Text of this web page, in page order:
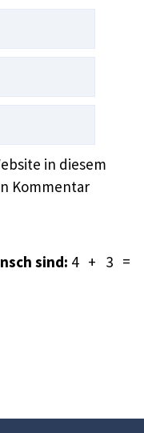
in diesem
Kommentar
sind: 4 + 3 =